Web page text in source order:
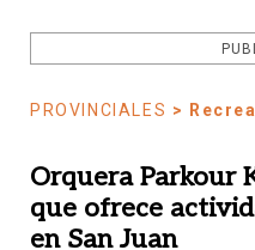
PROVINCIALES >
Orquera Parkour
que ofrece
en San Juan